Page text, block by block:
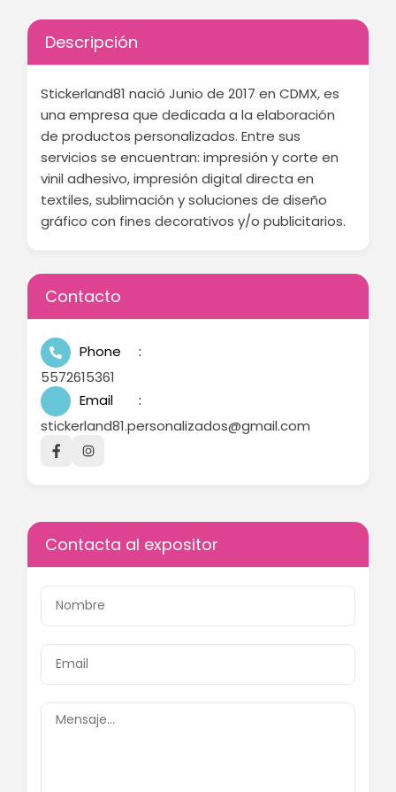
Descripción
Stickerland81 nació Junio de 2017 en CDMX, es
una empresa que dedicada a la elaboración
de productos personalizados. Entre sus
servicios se encuentran: impresión y corte en
vinil adhesivo, impresión digital directa en
textiles, sublimación y soluciones de diseño
gráfico con fines decorativos y/o publicitarios.
Contacto
Phone
5572615361
Email
stickerland81.personalizados@gmail.com
Contacta al expositor